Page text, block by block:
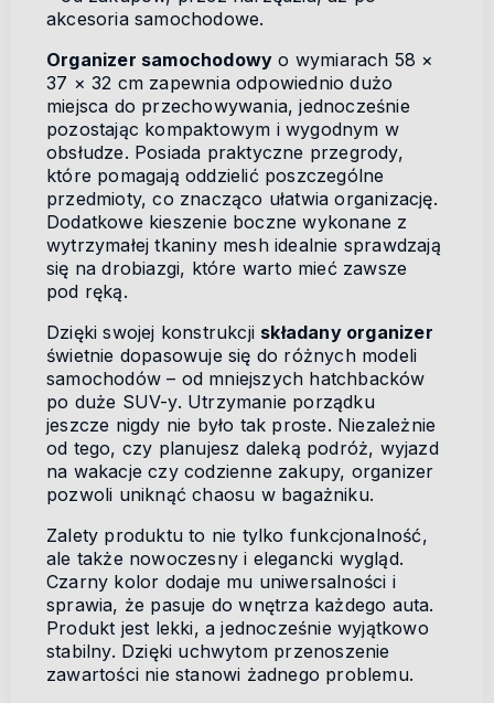
akcesoria samochodowe.
Organizer samochodowy o wymiarach 58 ×
37 × 32 cm zapewnia odpowiednio dużo
miejsca do przechowywania, jednocześnie
pozostając kompaktowym i wygodnym w
obsłudze. Posiada praktyczne przegrody,
które pomagają oddzielić poszczególne
przedmioty, co znacząco ułatwia organizację.
Dodatkowe kieszenie boczne wykonane z
wytrzymałej tkaniny mesh idealnie sprawdzają
się na drobiazgi, które warto mieć zawsze
pod ręką.
Dzięki swojej konstrukcji składany organizer
świetnie dopasowuje się do różnych modeli
samochodów – od mniejszych hatchbacków
po duże SUV-y. Utrzymanie porządku
jeszcze nigdy nie było tak proste. Niezależnie
od tego, czy planujesz daleką podróż, wyjazd
na wakacje czy codzienne zakupy, organizer
pozwoli uniknąć chaosu w bagażniku.
Zalety produktu to nie tylko funkcjonalność,
ale także nowoczesny i elegancki wygląd.
Czarny kolor dodaje mu uniwersalności i
sprawia, że pasuje do wnętrza każdego auta.
Produkt jest lekki, a jednocześnie wyjątkowo
stabilny. Dzięki uchwytom przenoszenie
zawartości nie stanowi żadnego problemu.